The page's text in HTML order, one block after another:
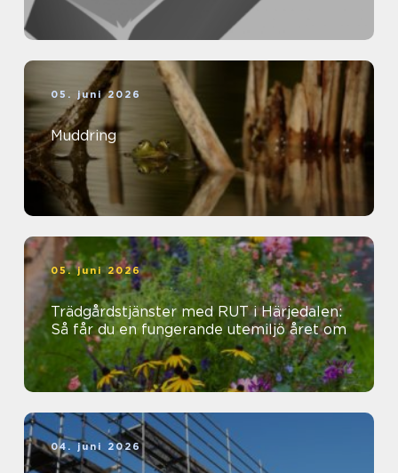
05. juni 2026
Muddring
05. juni 2026
Trädgårdstjänster med RUT i Härjedalen:
Så får du en fungerande utemiljö året om
04. juni 2026